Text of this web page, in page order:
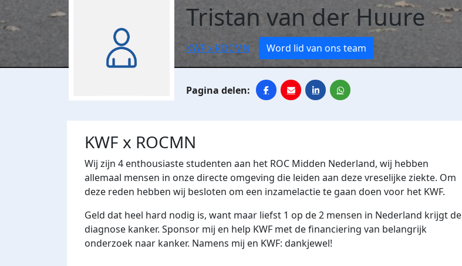
Tristan van der Huure
KWF x ROCMN Word lid van ons team
KWF x ROCMN
Wij zijn 4 enthousiaste studenten aan het ROC Midden Nederland, wij hebben
allemaal mensen in onze directe omgeving die leiden aan deze vreselijke ziekte. Om
deze reden hebben wij besloten om een inzamelactie te gaan doen voor het KWF.
Geld dat heel hard nodig is, want maar liefst 1 op de 2 mensen in Nederland krijgt de
diagnose kanker. Sponsor mij en help KWF met de financiering van belangrijk
onderzoek naar kanker. Namens mij en KWF: dankjewel!